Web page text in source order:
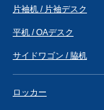
片袖机 / 片袖デスク
平机 / OAデスク
サイドワゴン / 脇机
ロッカー